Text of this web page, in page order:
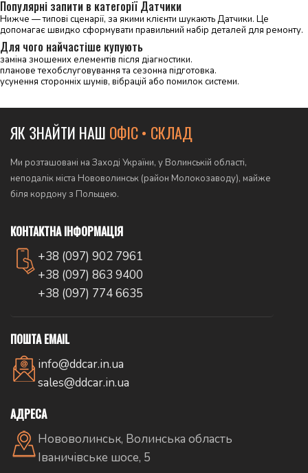
Популярні запити в категорії Датчики
Нижче — типові сценарії, за якими клієнти шукають Датчики. Це
допомагає швидко сформувати правильний набір деталей для ремонту.
Для чого найчастіше купують
заміна зношених елементів після діагностики.
планове техобслуговування та сезонна підготовка.
усунення сторонніх шумів, вібрацій або помилок системи.
ЯК ЗНАЙТИ НАШ ОФІС • СКЛАД
Ми розташовані на Заході України, у Волинській області,
неподалік міста Нововолинськ (район Молокозаводу), майже
біля кордону з Польщею.
КОНТАКТНА ІНФОРМАЦІЯ
+38 (097) 902 7961
+38 (097) 863 9400
+38 (097) 774 6635
ПОШТА EMAIL
info@ddcar.in.ua
sales@ddcar.in.ua
АДРЕСА
Нововолинськ, Волинська область
Іваничівське шосе, 5